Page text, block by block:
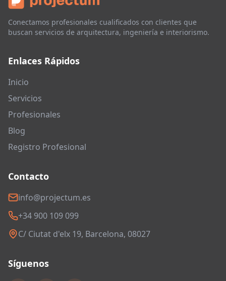
Conectamos profesionales cualificados con clientes que
buscan servicios de arquitectura, ingeniería e interiorismo.
Enlaces Rápidos
Inicio
Servicios
Profesionales
Blog
Registro Profesional
Contacto
info@projectum.es
+34 900 109 099
C/ Ciutat d'elx 19, Barcelona, 08027
Síguenos